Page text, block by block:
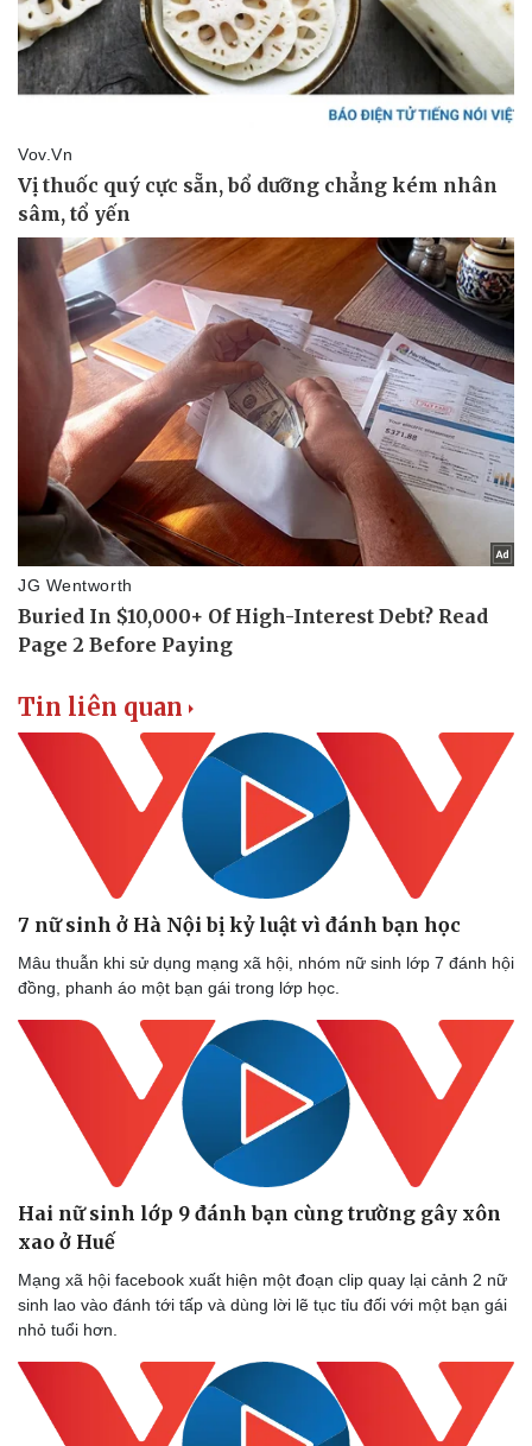
Doanh nghiệp
Thông tin doanh nghiệp
Doanh nghiệp 24h
Doanh nhân
Vì cộng đồng
Sành điệu
Tin Công nghệ
Trải nghiệm
Chuyển đổi số
Tin liên quan
7 nữ sinh ở Hà Nội bị kỷ luật vì đánh bạn học
Mâu thuẫn khi sử dụng mạng xã hội, nhóm nữ sinh lớp 7 đánh hội
đồng, phanh áo một bạn gái trong lớp học.
Hai nữ sinh lớp 9 đánh bạn cùng trường gây xôn
xao ở Huế
Mạng xã hội facebook xuất hiện một đoạn clip quay lại cảnh 2 nữ
sinh lao vào đánh tới tấp và dùng lời lẽ tục tỉu đối với một bạn gái
nhỏ tuổi hơn.